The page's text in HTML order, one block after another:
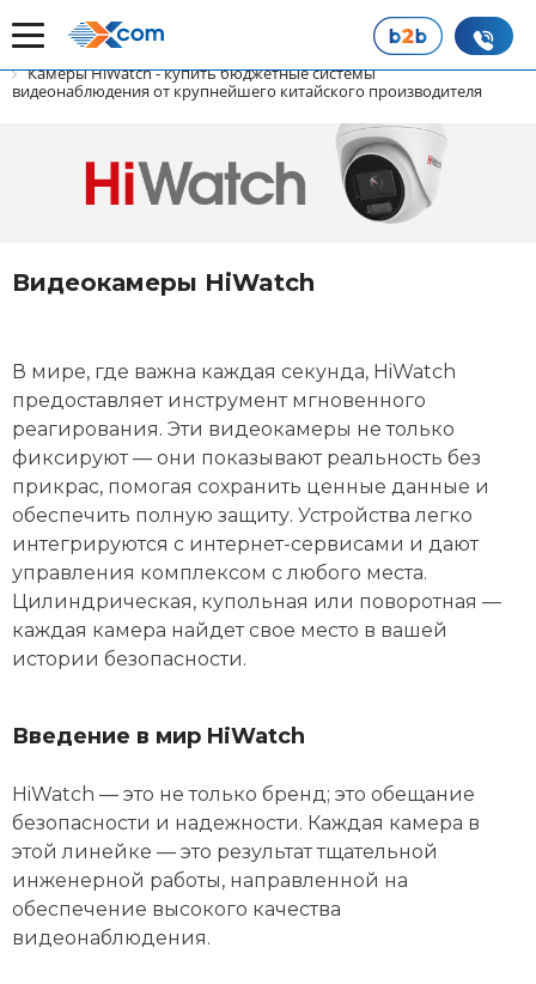
Главная
Продукты
Камеры HiWatch - купить бюджетные системы
видеонаблюдения от крупнейшего китайского производителя
Видеокамеры HiWatch
В мире, где важна каждая секунда, HiWatch
предоставляет инструмент мгновенного
реагирования. Эти видеокамеры не только
фиксируют — они показывают реальность без
прикрас, помогая сохранить ценные данные и
обеспечить полную защиту. Устройства легко
интегрируются с интернет-сервисами и дают
управления комплексом с любого места.
Цилиндрическая, купольная или поворотная —
каждая камера найдет свое место в вашей
истории безопасности.
Введение в мир HiWatch
HiWatch — это не только бренд; это обещание
безопасности и надежности. Каждая камера в
этой линейке — это результат тщательной
инженерной работы, направленной на
обеспечение высокого качества
видеонаблюдения.